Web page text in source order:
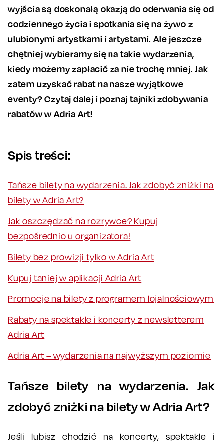
wyjścia są doskonałą okazją do oderwania się od
codziennego życia i spotkania się na żywo z
ulubionymi artystkami i artystami. Ale jeszcze
chętniej wybieramy się na takie wydarzenia,
kiedy możemy zapłacić za nie trochę mniej. Jak
zatem uzyskać rabat na nasze wyjątkowe
eventy? Czytaj dalej i poznaj tajniki zdobywania
rabatów w Adria Art!
Spis treści:
Tańsze bilety na wydarzenia. Jak zdobyć zniżki na
bilety w Adria Art?
Jak oszczędzać na rozrywce? Kupuj
bezpośrednio u organizatora!
Bilety bez prowizji tylko w Adria Art
Kupuj taniej w aplikacji Adria Art
Promocje na bilety z programem lojalnościowym
Rabaty na spektakle i koncerty z newsletterem
Adria Art
Adria Art – wydarzenia na najwyższym poziomie
Tańsze bilety na wydarzenia. Jak
zdobyć zniżki na bilety w Adria Art?
Jeśli lubisz chodzić na koncerty, spektakle i